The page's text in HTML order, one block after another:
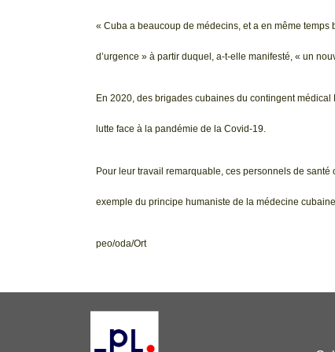
« Cuba a beaucoup de médecins, et a en même
d’urgence » à partir duquel, a-t-elle manifesté, « un
En 2020, des brigades cubaines du contingent
lutte face à la pandémie de la Covid-19.
Pour leur travail remarquable, ces personnels de
exemple du principe humaniste de la médecine cubaine.
peo/oda/Ort